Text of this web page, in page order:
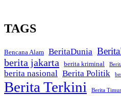
TAGS
Bencana Alam BeritaDunia
berita jakarta berita kriminal
berita nasional Berita Politik
Berita Terkini Berita